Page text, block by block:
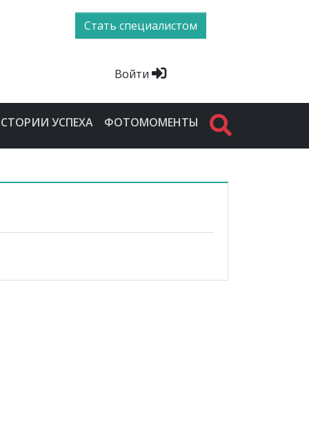
Стать специалистом
Войти
УСПЕХА ФОТОМОМЕНТЫ